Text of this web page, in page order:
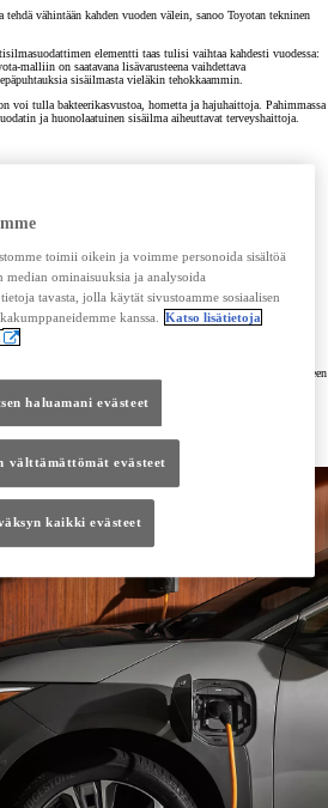
vähintään kahden vuoden välein, sanoo Toyotan tekninen
elementti taas tulisi vaihtaa kahdesti vuodessa:
malliin on saatavana lisävarusteena vaihdettava
sisäilmasta vieläkin tehokkaammin.
voi tulla bakteerikasvustoa, hometta ja hajuhaittoja. Pahimmassa
ja huonolaatuinen sisäilma aiheuttavat terveyshaittoja.
kylmäaine vähenee noin 10–15 prosenttia vuodessa.
kertynyt kosteus.
kosteuden aiheuttamalle korroosiolle. Jos ilmastoinnin jättää
ja mahdollisesti muita osia saattaa hajota. Huoltamisella
sanoo.
eroon?
johtuu ilmastoinnin epäpuhtauksista, voidaan ilmastointilaitteeseen
sinua
toimii oikein ja voimme personoida sisältöä
median ominaisuuksia ja analysoida
tavasta, jolla käytät sivustoamme sosiaalisen
kanssa.
Katso lisätietoja
haluamani evästeet
välttämättömät evästeet
kaikki evästeet